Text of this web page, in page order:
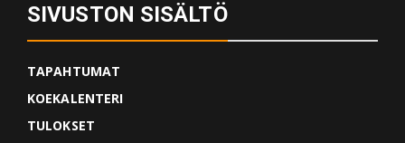
SIVUSTON SISÄLTÖ
TAPAHTUMAT
KOEKALENTERI
TULOKSET